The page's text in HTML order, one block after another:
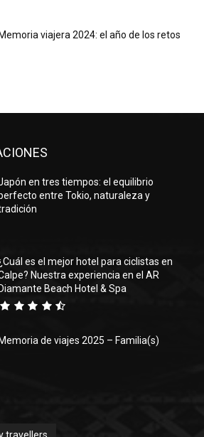
Memoria viajera 2024: el año de los retos
en tres tiempos: el equilibrio
entre Tokio, naturaleza y
es el mejor hotel para ciclistas en
Nuestra experiencia en el AR
Beach Hotel & Spa
Memoria de viajes 2025 – Familia(s)